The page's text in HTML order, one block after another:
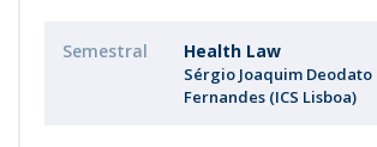
Semestral Health Law
Sérgio Joaquim Deodato
Fernandes (ICS Lisboa)